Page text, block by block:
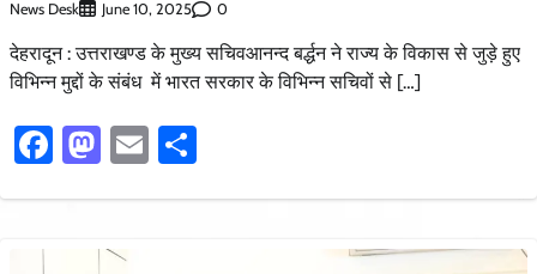
News Desk June 10, 2025 0
देहरादून : उत्तराखण्ड के मुख्य सचिवआनन्द बर्द्धन ने राज्य के विकास से जुड़े हुए
विभिन्न मुद्दों के संबंध में भारत सरकार के विभिन्न सचिवों से […]
Facebook
Mastodon
Email